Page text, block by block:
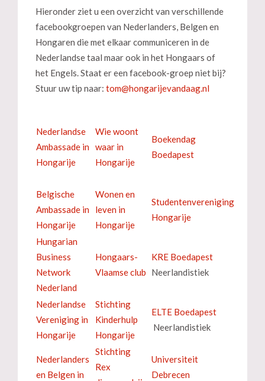
Hieronder ziet u een overzicht van verschillende
facebookgroepen van Nederlanders, Belgen en
Hongaren die met elkaar communiceren in de
Nederlandse taal maar ook in het Hongaars of
het Engels. Staat er een facebook-groep niet bij?
Stuur uw tip naar:
Nederlandse
Ambassade in
Hongarije
Wie woont
waar in
Hongarije
Boekendag
Boedapest
Belgische
Ambassade in
Hongarije
Wonen en
leven in
Hongarije
Studentenvereniging
Hongarije
Hungarian
Business
Network
Nederland
Hongaars-
Vlaamse club
KRE Boedapest
Neerlandistiek
Nederlandse
Vereniging in
Hongarije
Stichting
Kinderhulp
Hongarije
ELTE Boedapest
Neerlandistiek
Nederlanders
en Belgen in
Stichting
Rex
Universiteit
Debrecen